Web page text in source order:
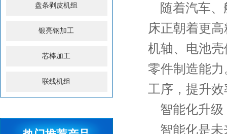
盘条剥皮机组
银亮钢加工
芯棒加工
联线机组
随着汽车
床正朝着‌更
机轴、电池
零件制造能
工序，提升
智能化升级
智能化是